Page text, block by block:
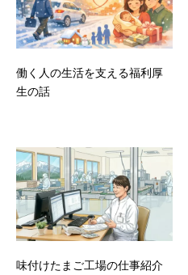
働く人の生活を支える福利厚
生の話
味付けたまご工場の仕事紹介